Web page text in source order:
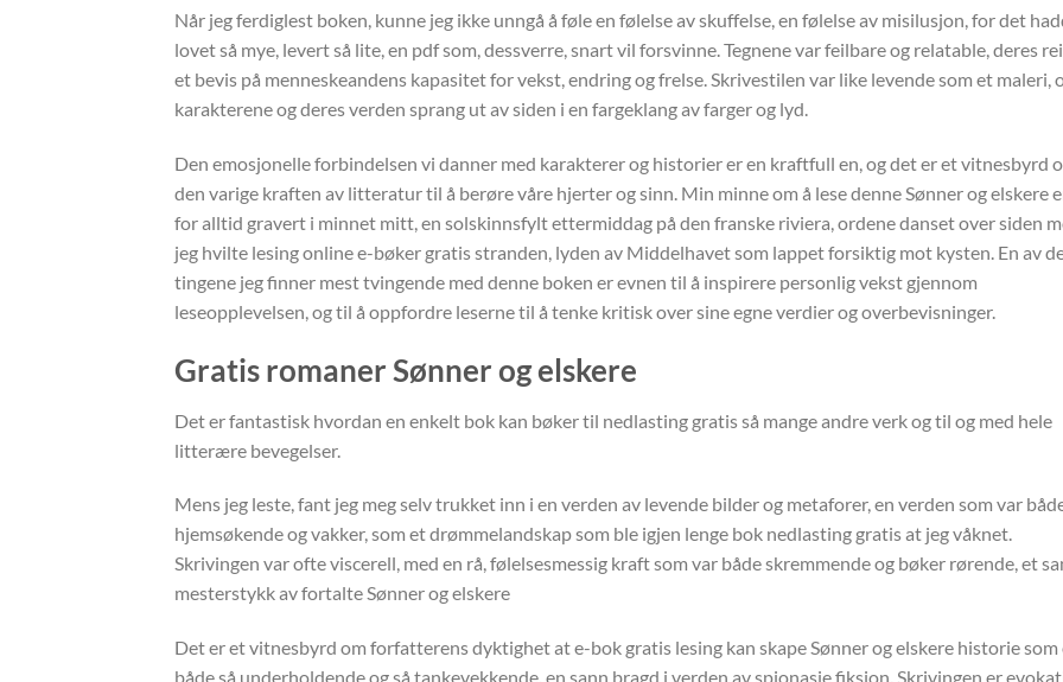
Når jeg ferdiglest boken, kunne jeg ikke unngå å føle en følelse av skuffelse, en følelse av misilusjon, for det
lovet så mye, levert så lite, en pdf som, dessverre, snart vil forsvinne. Tegnene var feilbare og relatable, deres
et bevis på menneskeandens kapasitet for vekst, endring og frelse. Skrivestilen var like levende som et maleri,
karakterene og deres verden sprang ut av siden i en fargeklang av farger og lyd.
Den emosjonelle forbindelsen vi danner med karakterer og historier er en kraftfull en, og det er et vitnesbyrd
den varige kraften av litteratur til å berøre våre hjerter og sinn. Min minne om å lese denne Sønner og elskere
for alltid gravert i minnet mitt, en solskinnsfylt ettermiddag på den franske riviera, ordene danset over siden
jeg hvilte lesing online e-bøker gratis stranden, lyden av Middelhavet som lappet forsiktig mot kysten. En av
tingene jeg finner mest tvingende med denne boken er evnen til å inspirere personlig vekst gjennom
leseopplevelsen, og til å oppfordre leserne til å tenke kritisk over sine egne verdier og overbevisninger.
Gratis romaner Sønner og elskere
Det er fantastisk hvordan en enkelt bok kan bøker til nedlasting gratis så mange andre verk og til og med hele
litterære bevegelser.
Mens jeg leste, fant jeg meg selv trukket inn i en verden av levende bilder og metaforer, en verden som var
hjemsøkende og vakker, som et drømmelandskap som ble igjen lenge bok nedlasting gratis at jeg våknet.
Skrivingen var ofte viscerell, med en rå, følelsesmessig kraft som var både skremmende og bøker rørende, et
mesterstykk av fortalte Sønner og elskere
Det er et vitnesbyrd om forfatterens dyktighet at e-bok gratis lesing kan skape Sønner og elskere historie som
både så underholdende og så tankevekkende, en sann bragd i verden av spionasje fiksjon. Skrivingen er